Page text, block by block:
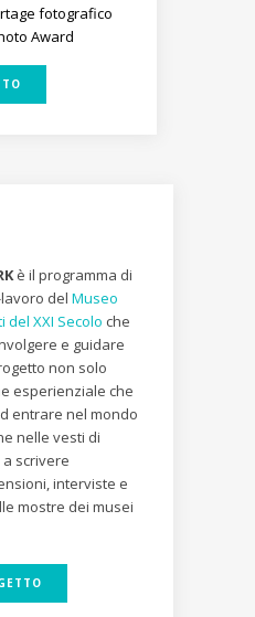
fotografico
Award
è il programma di
del Museo
del XXI Secolo che
e guidare
non solo
esperienziale che
entrare nel mondo
nelle vesti di
scrivere
interviste e
mostre dei musei